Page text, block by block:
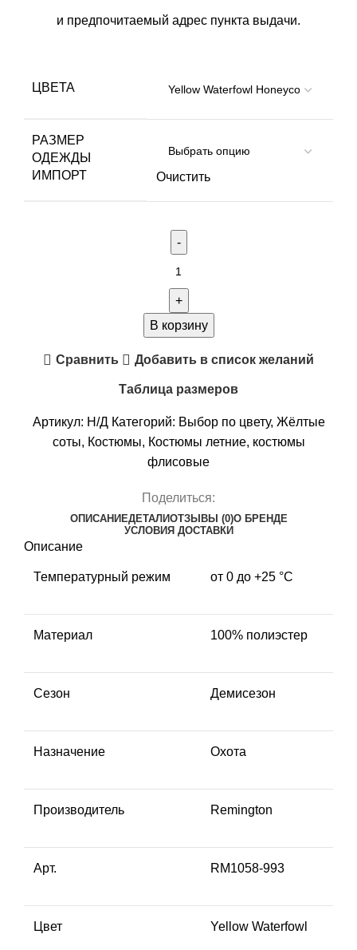
и предпочитаемый адрес пункта выдачи.
ЦВЕТА
РАЗМЕР
ОДЕЖДЫ
ИМПОРТ
Очистить
Yellow
В корзину
Сравнить Добавить в список желаний
Таблица размеров
Артикул: Н/Д Категорий: Выбор по цвету, Жёлтые
соты, Костюмы, Костюмы летние, костюмы
флисовые
Поделиться:
ОПИСАНИЕДЕТАЛИОТЗЫВЫ (0)О БРЕНДЕ
УСЛОВИЯ ДОСТАВКИ
Описание
Температурный режим от 0 до +25 °C
Материал 100% полиэстер
Сезон Демисезон
Назначение Охота
Производитель Remington
Арт. RM1058-993
Цвет Yellow Waterfowl